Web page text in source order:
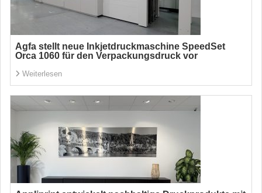
Agfa stellt neue Inkjetdruckmaschine SpeedSet
Orca 1060 für den Verpackungsdruck vor
Weiterlesen